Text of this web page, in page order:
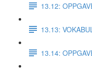
13.12:
13.13:
13.14: